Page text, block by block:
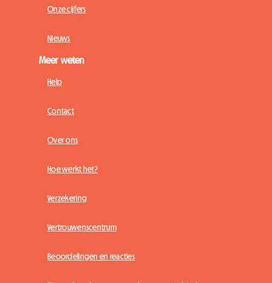
Onze cijfers
Nieuws
Meer weten
Help
Contact
Over ons
Hoe werkt het?
Verzekering
Vertrouwenscentrum
Beoordelingen en reacties